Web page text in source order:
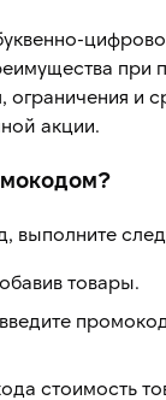
при
ограничения и
акции.
выполните
товары.
стоимость